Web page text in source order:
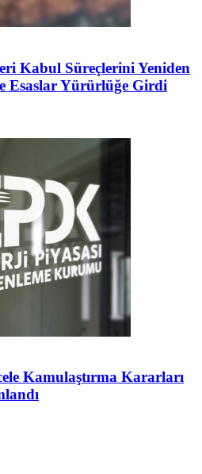
Kabul Süreçlerini Yeniden
Esaslar Yürürlüğe Girdi
Kamulaştırma Kararları